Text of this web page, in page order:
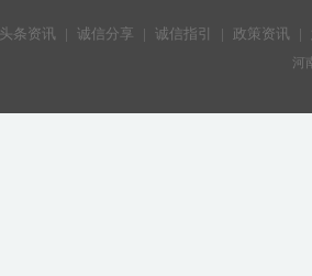
头条资讯 | 诚信分享 | 诚信指引 | 政策资讯 |
河